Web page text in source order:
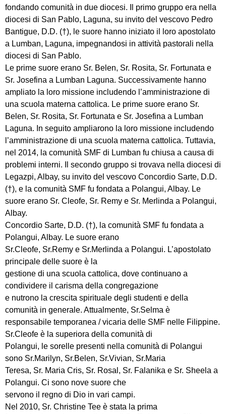
fondando comunità in due diocesi. Il primo gruppo era nella
diocesi di San Pablo, Laguna, su invito del vescovo Pedro
Bantigue, D.D. (†), le suore hanno iniziato il loro apostolato
a Lumban, Laguna, impegnandosi in attività pastorali nella
diocesi di San Pablo.
Le prime suore erano Sr. Belen, Sr. Rosita, Sr. Fortunata e
Sr. Josefina a Lumban Laguna. Successivamente hanno
ampliato la loro missione includendo l’amministrazione di
una scuola materna cattolica. Le prime suore erano Sr.
Belen, Sr. Rosita, Sr. Fortunata e Sr. Josefina a Lumban
Laguna. In seguito ampliarono la loro missione includendo
l’amministrazione di una scuola materna cattolica. Tuttavia,
nel 2014, la comunità SMF di Lumban fu chiusa a causa di
problemi interni. Il secondo gruppo si trovava nella diocesi di
Legazpi, Albay, su invito del vescovo Concordio Sarte, D.D.
(†), e la comunità SMF fu fondata a Polangui, Albay. Le
suore erano Sr. Cleofe, Sr. Remy e Sr. Merlinda a Polangui,
Albay.
Concordio Sarte, D.D. (†), la comunità SMF fu fondata a
Polangui, Albay. Le suore erano
Sr.Cleofe, Sr.Remy e Sr.Merlinda a Polangui. L’apostolato
principale delle suore è la
gestione di una scuola cattolica, dove continuano a
condividere il carisma della congregazione
e nutrono la crescita spirituale degli studenti e della
comunità in generale. Attualmente, Sr.Selma è
responsabile temporanea / vicaria delle SMF nelle Filippine.
Sr.Cleofe è la superiora della comunità di
Polangui, le sorelle presenti nella comunità di Polangui
sono Sr.Marilyn, Sr.Belen, Sr.Vivian, Sr.Maria
Teresa, Sr. Maria Cris, Sr. Rosal, Sr. Falanika e Sr. Sheela a
Polangui. Ci sono nove suore che
servono il regno di Dio in vari campi.
Nel 2010, Sr. Christine Tee è stata la prima